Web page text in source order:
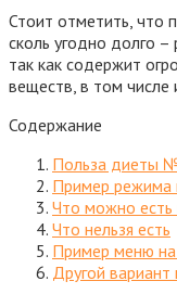
Стоит отметить, что
сколь угодно долго
так как содержит
веществ, в том числе
Содержание
Польза диеты
Пример режима
Что можно есть
Что нельзя есть
Пример меню
Другой